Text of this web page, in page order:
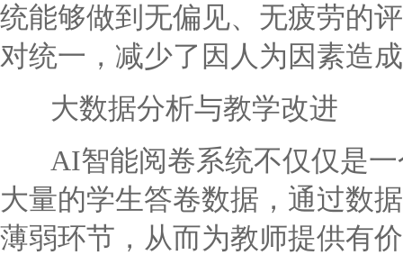
统能够做到无偏见、无疲劳的
对统一，减少了因人为因素造
大数据分析与教学改进
AI智能阅卷系统不仅仅是一
大量的学生答卷数据，通过数
薄弱环节，从而为教师提供有